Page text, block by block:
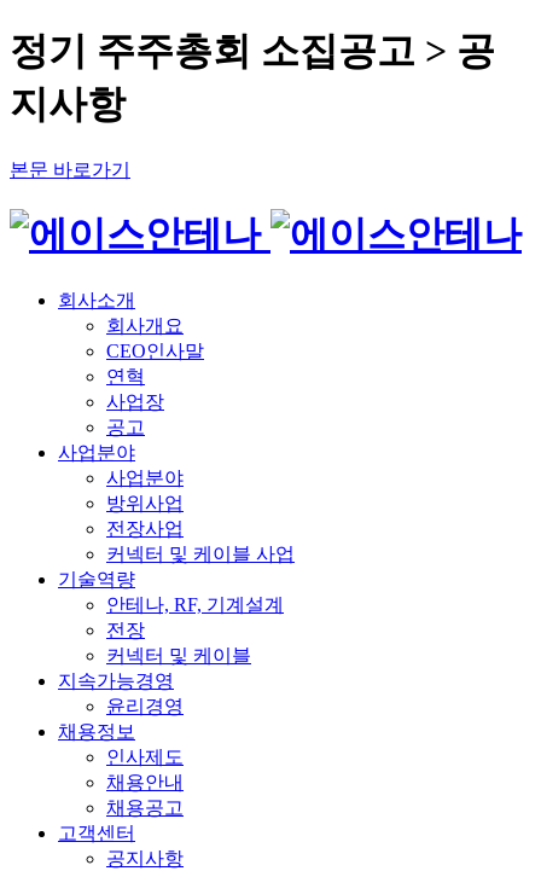
정기 주주총회 소집공고 > 공
지사항
본문 바로가기
회사소개
회사개요
CEO인사말
연혁
사업장
공고
사업분야
사업분야
방위사업
전장사업
커넥터 및 케이블 사업
기술역량
안테나, RF, 기계설계
전장
커넥터 및 케이블
지속가능경영
윤리경영
채용정보
인사제도
채용안내
채용공고
고객센터
공지사항